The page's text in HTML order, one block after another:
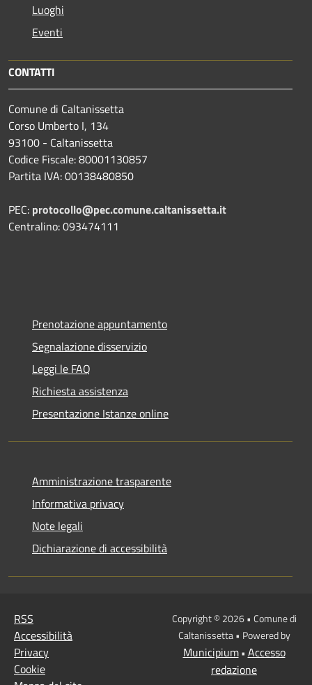
Luoghi
Eventi
CONTATTI
Comune di Caltanissetta
Corso Umberto I, 134
93100 - Caltanissetta
Codice Fiscale: 80001130857
Partita IVA: 00138480850
PEC: protocollo@pec.comune.caltanissetta.it
Centralino: 093474111
Prenotazione appuntamento
Segnalazione disservizio
Leggi le FAQ
Richiesta assistenza
Presentazione Istanze online
Amministrazione trasparente
Informativa privacy
Note legali
Dichiarazione di accessibilità
RSS
Accessibilità
Privacy
Cookie
Copyright © 2026 • Comune di
Caltanissetta • Powered by
Municipium• Accesso
redazione